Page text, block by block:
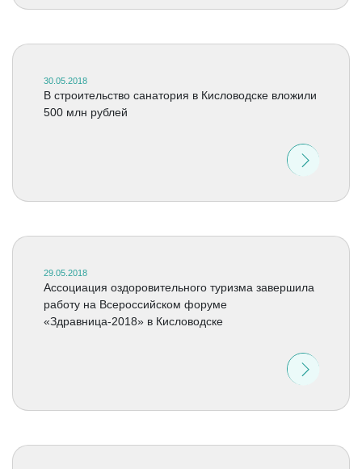
30.05.2018
В строительство санатория в Кисловодске вложили
500 млн рублей
29.05.2018
Ассоциация оздоровительного туризма завершила
работу на Всероссийском форуме
«Здравница-2018» в Кисловодске